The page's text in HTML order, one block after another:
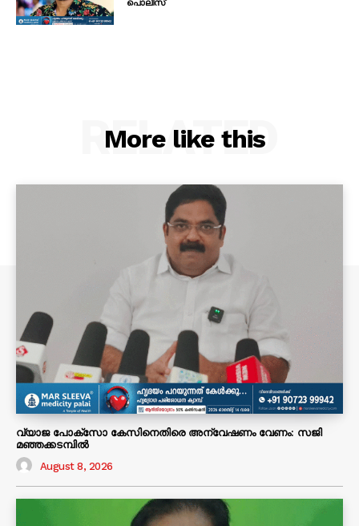
പൊലീസ്
More like this
RELATED
വ്യാജ പോക്സോ കേസിനെതിരെ അന്വേഷണം വേണം: സജി
മഞ്ഞക്കടമ്പിൽ
August 8, 2026